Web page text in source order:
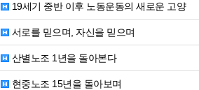
19세기 중반 이후 노동운동의 새로운 고양
서로를 믿으며, 자신을 믿으며
산별노조 1년을 돌아본다
현중노조 15년을 돌아보며